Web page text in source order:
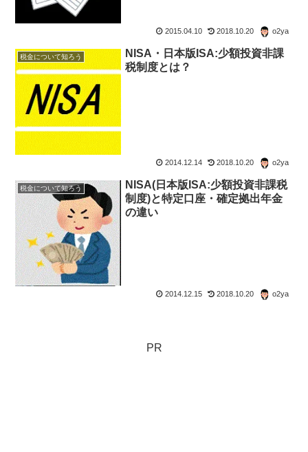
2015.04.10 2018.10.20 o2ya
税金について知ろう
NISA・日本版ISA:少額投資非課
税制度とは？
2014.12.14 2018.10.20 o2ya
税金について知ろう
NISA(日本版ISA:少額投資非課税
制度)と特定口座・確定拠出年金
の違い
2014.12.15 2018.10.20 o2ya
PR